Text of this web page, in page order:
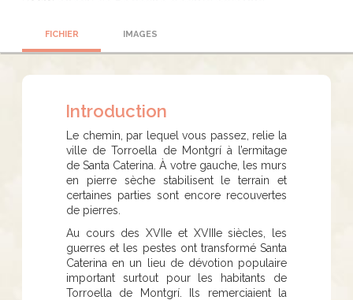
FICHIER IMAGES
Introduction
​​​​Le chemin, par lequel vous passez, relie la
ville de Torroella de Montgrí à l’ermitage
de Santa Caterina. À votre gauche, les murs
en pierre sèche stabilisent le terrain et
certaines parties sont encore recouvertes
de pierres.
Au cours des XVIIe et XVIIIe siècles, les
guerres et les pestes ont transformé Santa
Caterina en un lieu de dévotion populaire
important surtout pour les habitants de
Torroella de Montgrí. Ils remerciaient la